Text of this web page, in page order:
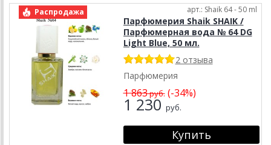
Распродажа арт.: Shaik 64 - 50 ml
Парфюмерия Shaik SHAIK /
Парфюмерная вода № 64 DG
Light Blue, 50 мл.
2 отзыва
Парфюмерия
1 863руб.(-34%)
1 230 руб.